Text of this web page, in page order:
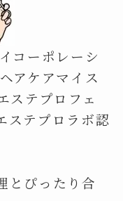
コーポレーシ
アケアマイス
ステプロフェ
ステプロラボ認
とぴったり合